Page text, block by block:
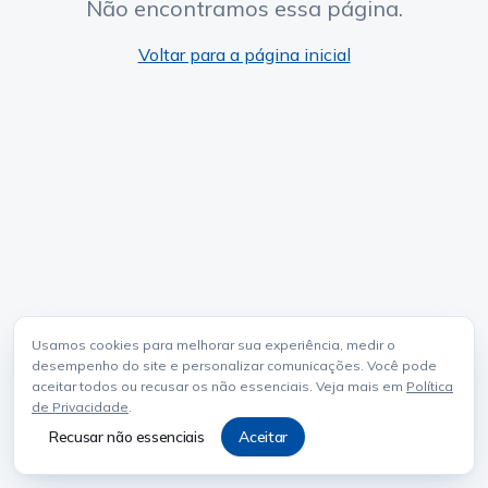
Usamos cookies para melhorar sua experiência, medir o
desempenho do site e personalizar comunicações. Você pode
aceitar todos ou recusar os não essenciais. Veja mais em Política
de Privacidade.
Recusar não essenciais Aceitar
Não encontramos essa página.
Voltar para a página inicial